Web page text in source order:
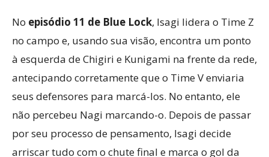
No episódio 11 de Blue Lock, Isagi lidera o Time Z
no campo e, usando sua visão, encontra um ponto
à esquerda de Chigiri e Kunigami na frente da rede,
antecipando corretamente que o Time V enviaria
seus defensores para marcá-los. No entanto, ele
não percebeu Nagi marcando-o. Depois de passar
por seu processo de pensamento, Isagi decide
arriscar tudo com o chute final e marca o gol da